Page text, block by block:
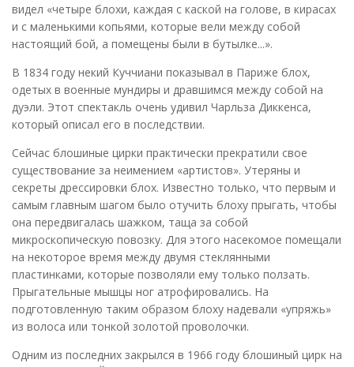
видел «четыре блохи, каждая с каской на голове, в кирасах
и с маленькими копьями, которые вели между собой
настоящий бой, а помещены были в бутылке...».
В 1834 году некий Куччиани показывал в Париже блох,
одетых в военные мундиры и дравшимся между собой на
дуэли. Этот спектакль очень удивил Чарльза Диккенса,
который описал его в последствии.
Сейчас блошиные цирки практически прекратили свое
существование за неимением «артистов». Утеряны и
секреты дрессировки блох. Известно только, что первым и
самым главным шагом было отучить блоху прыгать, чтобы
она передвигалась шажком, таща за собой
микроскопическую повозку. Для этого насекомое помещали
на некоторое время между двумя стеклянными
пластинками, которые позволяли ему только ползать.
Прыгательные мышцы ног атрофировались. На
подготовленную таким образом блоху надевали «упряжь»
из волоса или тонкой золотой проволочки.
Одним из последних закрылся в 1966 году блошиный цирк на